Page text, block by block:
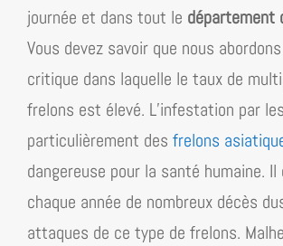
journée et dans tout le département
Vous devez savoir que nous
critique dans laquelle le taux de
frelons est élevé. L’infestation par
particulièrement des frelons
dangereuse pour la santé humaine.
chaque année de nombreux décès
attaques de ce type de frelons.